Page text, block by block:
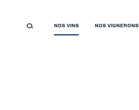
NOS VINS NOS VIGNERONS